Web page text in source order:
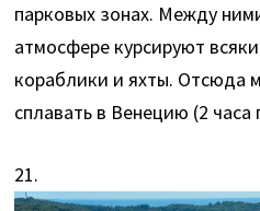
парковых зонах. Между
атмосфере курсируют
кораблики и яхты. Отсюда
сплавать в Венецию (2 часа
21.